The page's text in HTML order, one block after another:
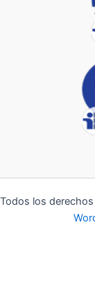
Todos los